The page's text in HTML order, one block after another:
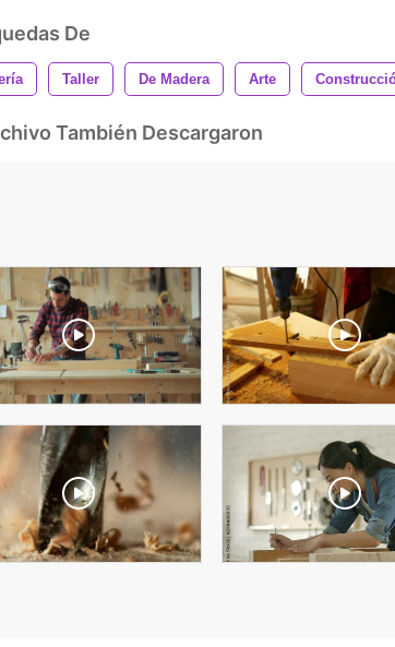
De
Taller De Madera Arte
También Descargaron